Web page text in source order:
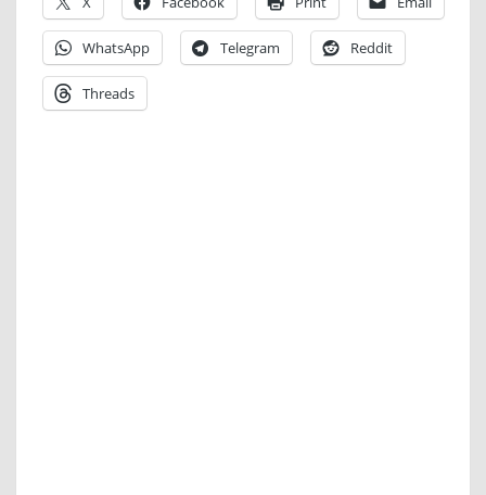
WhatsApp Telegram Reddit
Threads